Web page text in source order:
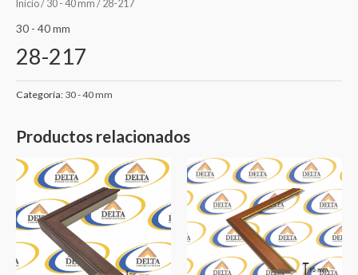
Inicio/ 30 - 40 mm / 28-217
30 - 40 mm
28-217
Categoría: 30 - 40 mm
Productos relacionados